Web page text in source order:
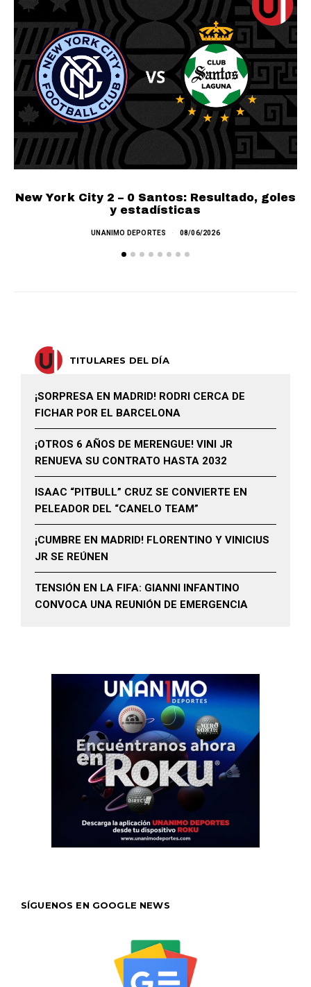
New York City 2 – 0 Santos: Resultado, goles
y estadísticas
UNANIMO DEPORTES 08/06/2026
TITULARES DEL DÍA
¡SORPRESA EN MADRID! RODRI CERCA DE
FICHAR POR EL BARCELONA
¡OTROS 6 AÑOS DE MERENGUE! VINI JR
RENUEVA SU CONTRATO HASTA 2032
ISAAC “PITBULL” CRUZ SE CONVIERTE EN
PELEADOR DEL “CANELO TEAM”
¡CUMBRE EN MADRID! FLORENTINO Y VINICIUS
JR SE REÚNEN
TENSIÓN EN LA FIFA: GIANNI INFANTINO
CONVOCA UNA REUNIÓN DE EMERGENCIA
SÍGUENOS EN GOOGLE NEWS